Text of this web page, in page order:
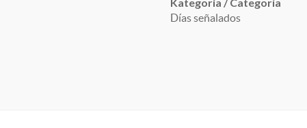
Días señalados